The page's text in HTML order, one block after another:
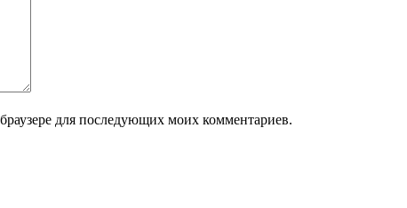
для последующих моих комментариев.